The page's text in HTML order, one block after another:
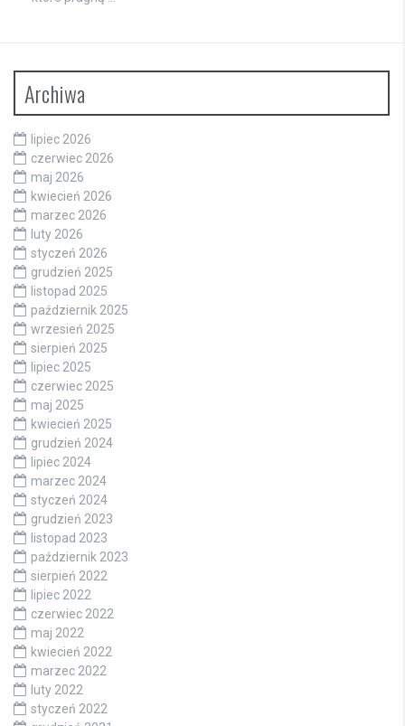
Archiwa
lipiec 2026
czerwiec 2026
maj 2026
kwiecień 2026
marzec 2026
luty 2026
styczeń 2026
grudzień 2025
listopad 2025
październik 2025
wrzesień 2025
sierpień 2025
lipiec 2025
czerwiec 2025
maj 2025
kwiecień 2025
grudzień 2024
lipiec 2024
marzec 2024
styczeń 2024
grudzień 2023
listopad 2023
październik 2023
sierpień 2022
lipiec 2022
czerwiec 2022
maj 2022
kwiecień 2022
marzec 2022
luty 2022
styczeń 2022